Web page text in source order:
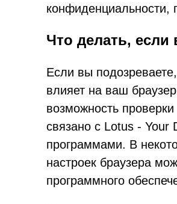
конфиденциальности,
Что делать,
Если вы
влияет на ваш
возможность
связано с Lotus - Your
программами. В
настроек браузера
программного